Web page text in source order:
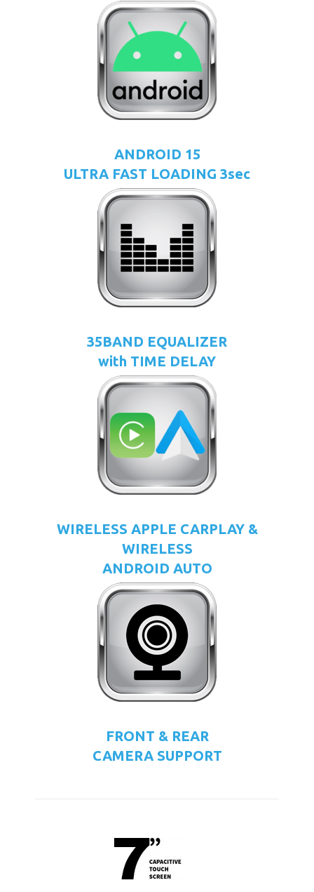
ANDROID 15
ULTRA FAST LOADING 3sec
35BAND EQUALIZER
with TIME DELAY
WIRELESS APPLE CARPLAY &
WIRELESS
ANDROID AUTO
FRONT & REAR
CAMERA SUPPORT